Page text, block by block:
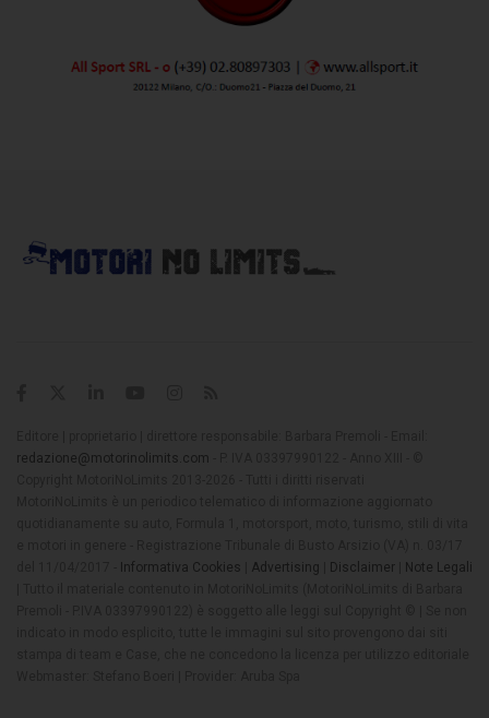
redazione@motorinolimits.com
Informativa Cookies Advertising Disclaimer
Note Legali